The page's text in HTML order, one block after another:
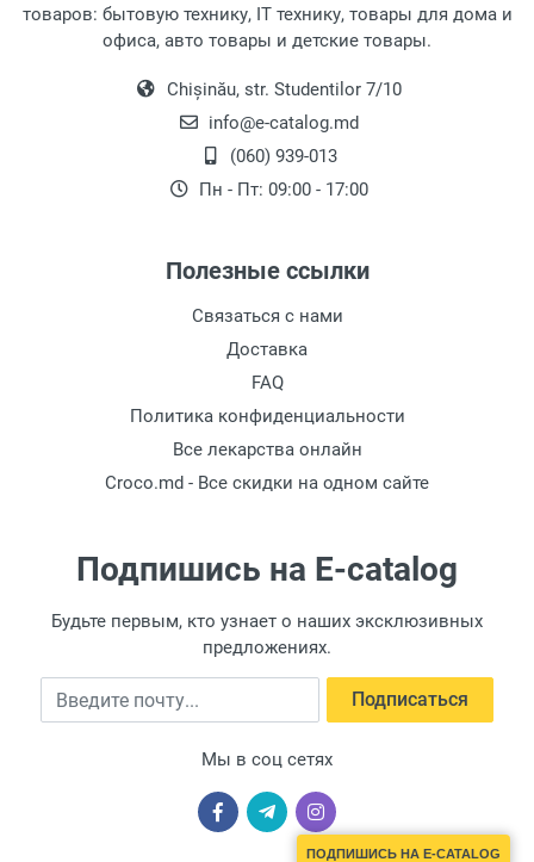
товаров: бытовую технику, IT технику, товары для дома и
офиса, авто товары и детские товары.
Chișinău, str. Studentilor 7/10
info@e-catalog.md
(060) 939-013
Пн - Пт: 09:00 - 17:00
Полезные ссылки
Связаться с нами
Доставка
FAQ
Политика конфиденциальности
Все лекарства онлайн
Croco.md - Все скидки на одном сайте
Подпишись на E-catalog
Будьте первым, кто узнает о наших эксклюзивных
предложениях.
Введите почту Подписаться
Мы в соц сетях
ПОДПИШИСЬ НА E-CATALOG